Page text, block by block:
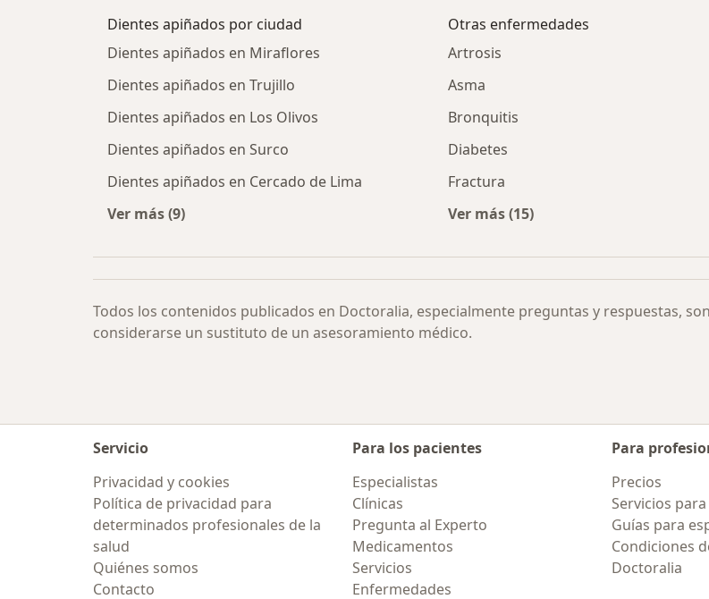
Dientes apiñados por ciudad
Dientes apiñados en Miraflores
Dientes apiñados en Trujillo
Dientes apiñados en Los Olivos
Dientes apiñados en Surco
Dientes apiñados en Cercado de Lima
Ver más (9)
Otras enfermedades
Artrosis
Asma
Bronquitis
Diabetes
Fractura
Ver más (15)
Todos los contenidos publicados en Doctoralia, especialmente preguntas y respuestas,
considerarse un sustituto de un asesoramiento médico.
Servicio
Privacidad y cookies
Política de privacidad para
determinados profesionales de la
salud
Quiénes somos
Contacto
Para los pacientes
Especialistas
Clínicas
Pregunta al Experto
Medicamentos
Servicios
Enfermedades
Para
Precios
Servicios
Guías para
Condiciones
Doctoralia